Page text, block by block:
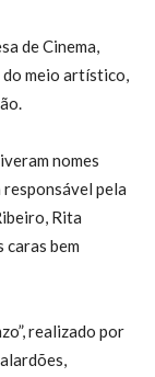
de Cinema,
do meio artístico,
nomes
pela
Rita
bem
realizado por